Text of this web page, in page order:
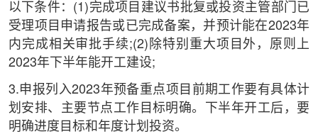
以下条件：(1)完成项目建议书批复或投资主管部门已
受理项目申请报告或已完成备案，并预计能在2023年
内完成相关审批手续;(2)除特别重大项目外，原则上
2023年下半年能开工建设;
3.申报列入2023年预备重点项目前期工作要有具体计
划安排、主要节点工作目标明确。下半年开工后，要
明确进度目标和年度计划投资。